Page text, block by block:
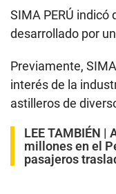
SIMA PERÚ indicó
desarrollado por
Previamente,
interés de la
astilleros de
LEE TAMBIÉN |
millones en el
pasajeros